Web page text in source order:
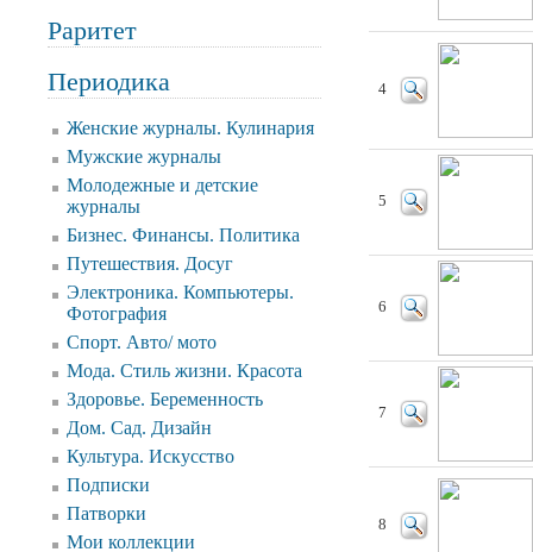
Раритет
Периодика
Женские журналы. Кулинария
Мужские журналы
Молодежные и детские
журналы
Бизнес. Финансы. Политика
Путешествия. Досуг
Электроника. Компьютеры.
Фотография
Спорт. Авто/ мото
Мода. Стиль жизни. Красота
Здоровье. Беременность
Дом. Сад. Дизайн
Культура. Искусство
Подписки
Патворки
Мои коллекции
4
5
6
7
8